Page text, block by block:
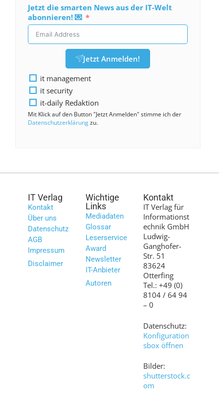
Jetzt die smarten News aus der IT-Welt
abonnieren! 💌
Jetzt Anmelden!
it management
it security
it-daily Redaktion
Mit Klick auf den Button "Jetzt Anmelden" stimme ich der
Datenschutzerklärungzu.
IT Verlag
Kontakt
Über uns
Datenschutz
AGB
Impressum
Disclaimer
Wichtige
Links
Mediadaten
Glossar
Leserservice
Award
Newsletter
IT-Anbieter
Autoren
Kontakt
IT Verlag für
Informationst
echnik GmbH
Ludwig-
Ganghofer-
Str. 51
83624
Otterfing
Tel.: +49 (0)
8104 / 64 94
– 0
Datenschutz:
Konfiguration
sbox öffnen
Bilder:
shutterstock.c
om